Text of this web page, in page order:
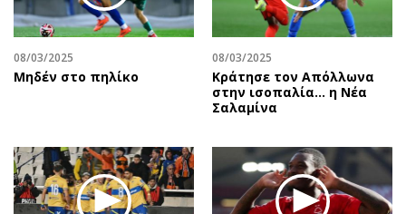
Επιχειρήσεις
Αγορές
Money Review
Ενέργεια
Ναυτιλία
Περιβάλλον
Γενικά
Αναδρομές
Πρόσωπα
Περιβάλλον
Γυναίκα
Showbiz
Ταξίδια
08/03/2025
Μηδέν στο πηλίκο
08/03/2025
Κράτησε τον Απόλλωνα
στην ισοπαλία… η Νέα
Σαλαμίνα